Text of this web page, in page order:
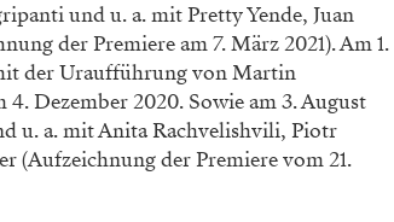
und u. a. mit Pretty Yende, Juan
der Premiere am 7. März 2021). Am 1.
der Uraufführung von Martin
Dezember 2020. Sowie am 3. August
u. a. mit Anita Rachvelishvili, Piotr
(Aufzeichnung der Premiere vom 21.